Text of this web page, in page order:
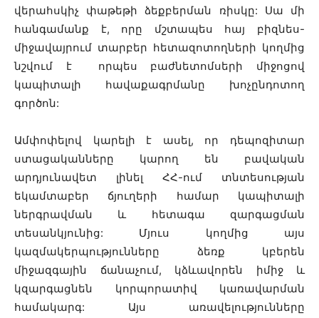
վերահսկիչ փաթեթի ձեքբերման ռիսկը: Սա մի
հանգամանք է, որը մշտապես հայ բիզնես-
միջավայրում տարբեր հետազոտողների կողմից
նշվում է որպես բաժնետոմսերի միջոցով
կապիտալի հավաքագրմանը խոչընդոտող
գործոն:
Ամփոփելով կարելի է ասել, որ դեպոզիտար
ստացականները կարող են բավական
արդյունավետ լինել ՀՀ-ում տնտեսության
եկամտաբեր ճյուղերի համար կապիտալի
ներգրավման և հետագա զարգացման
տեսանկյունից: Մյուս կողմից այս
կազմակերպությունները ձեռք կբերեն
միջազգային ճանաչում, կձևավորեն իմիջ և
կզարգացնեն կորպորատիվ կառավարման
համակարգ: Այս առավելությունները